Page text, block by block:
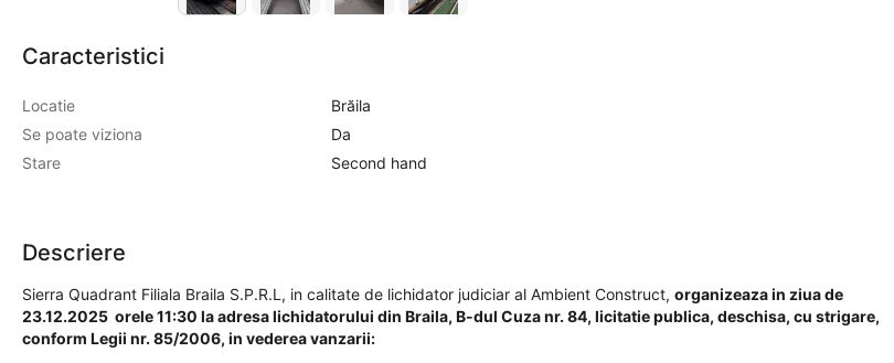
Caracteristici
Locatie
Brăila
Se poate viziona
Da
Stare
Second hand
Descriere
Sierra Quadrant Filiala Braila S.P.R.L, in calitate de lichidator judiciar al Ambient Construct, organizeaza in ziua de
23.12.2025 orele 11:30 la adresa lichidatorului din Braila, B-dul Cuza nr. 84, licitatie publica, deschisa, cu strigare,
conform Legii nr. 85/2006, in vederea vanzarii: